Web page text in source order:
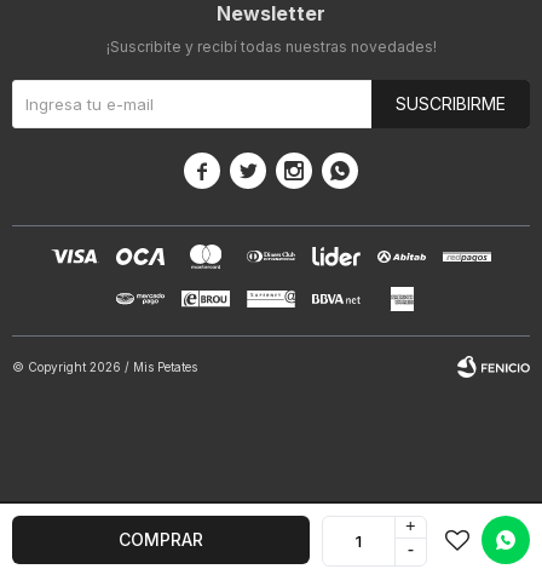
COMPRAR
+
-
Newsletter
¡Suscribite y recibí todas nuestras novedades!
SUSCRIBIRME
   
© Copyright 2026 / Mis Petates
Fenicio